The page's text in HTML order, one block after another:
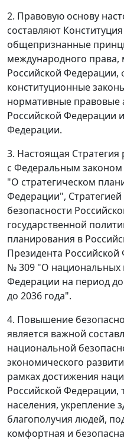
2. Правовую основу
составляют
общепризнанные
международного
Российской Федерации,
конституционные
нормативные правовые
Российской Федерации
Федерации.
3. Настоящая Стратегия
с Федеральным
"О стратегическом
Федерации",
безопасности
государственной
планирования в
Президента Российской
№ 309 "О национальных
Федерации на период до
до 2036 года".
4. Повышение
является важной
национальной
экономического
рамках достижения
Российской Федерации,
населения, укрепление
благополучия людей,
комфортная и